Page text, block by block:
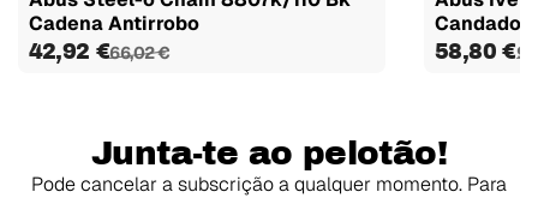
Cadena Antirrobo
42,92 €66,02 €
Candado
58,80 €
Junta-te ao pelotão!
Pode cancelar a subscrição a qualquer momento. Para